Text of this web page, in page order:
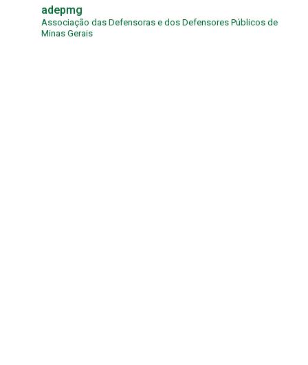
adepmg
Associação das Defensoras e dos Defensores Públicos de
Minas Gerais